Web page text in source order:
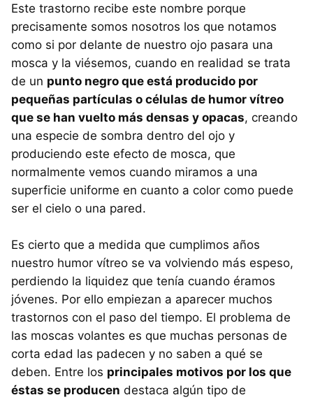
Este trastorno recibe este nombre porque
precisamente somos nosotros los que notamos
como si por delante de nuestro ojo pasara una
mosca y la viésemos, cuando en realidad se trata
de un punto negro que está producido por
pequeñas partículas o células de humor vítreo
que se han vuelto más densas y opacas, creando
una especie de sombra dentro del ojo y
produciendo este efecto de mosca, que
normalmente vemos cuando miramos a una
superficie uniforme en cuanto a color como puede
ser el cielo o una pared.
Es cierto que a medida que cumplimos años
nuestro humor vítreo se va volviendo más espeso,
perdiendo la liquidez que tenía cuando éramos
jóvenes. Por ello empiezan a aparecer muchos
trastornos con el paso del tiempo. El problema de
las moscas volantes es que muchas personas de
corta edad las padecen y no saben a qué se
deben. Entre los principales motivos por los que
éstas se producen destaca algún tipo de